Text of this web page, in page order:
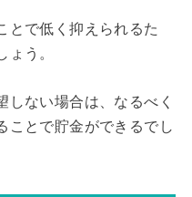
とで低く抑えられるた
う。
しない場合は、なるべく
ことで貯金ができるでし